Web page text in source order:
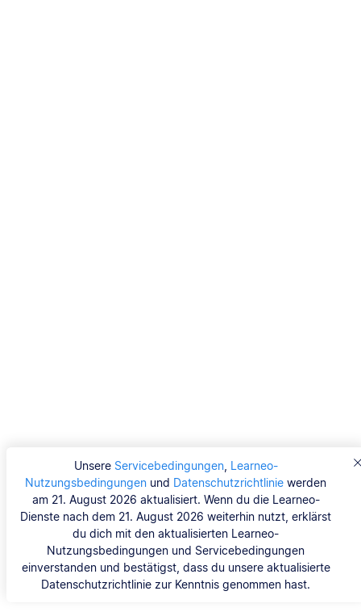
Unsere Servicebedingungen, Learneo-
Nutzungsbedingungen und Datenschutzrichtlinie werden
am 21. August 2026 aktualisiert. Wenn du die Learneo-
Dienste nach dem 21. August 2026 weiterhin nutzt, erklärst
du dich mit den aktualisierten Learneo-
Nutzungsbedingungen und Servicebedingungen
einverstanden und bestätigst, dass du unsere aktualisierte
Datenschutzrichtlinie zur Kenntnis genommen hast.